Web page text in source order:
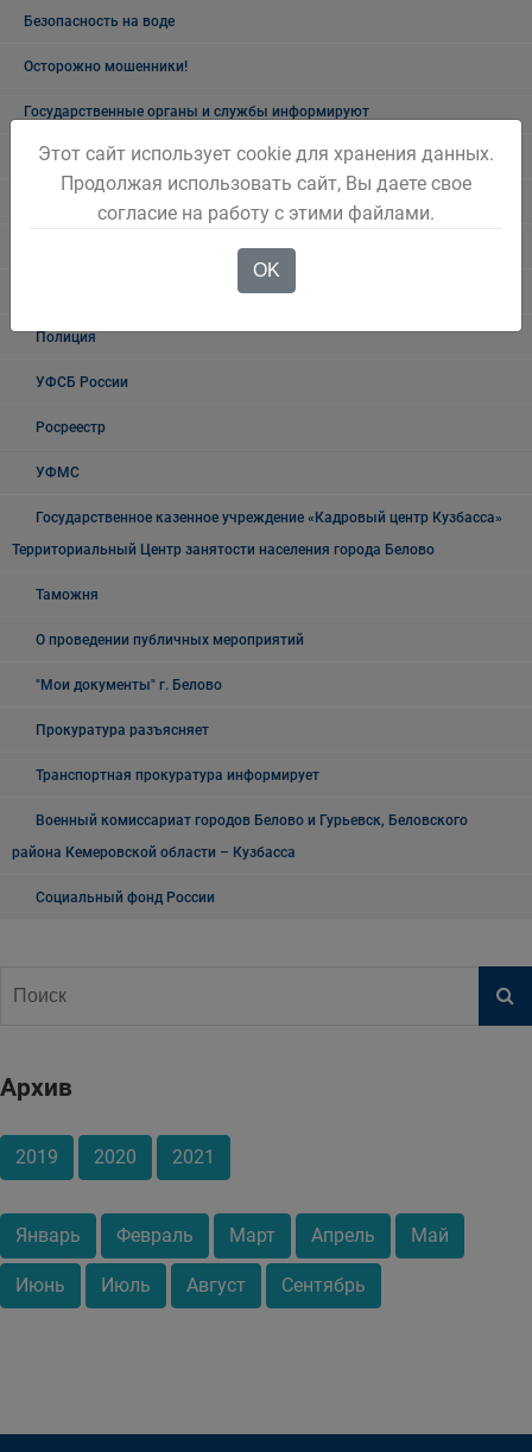
Безопасность на воде
Осторожно мошенники!
Государственные органы и службы информируют
Учреждения Здравоохранения
Налоговая инспекция информирует
Полиция
УФСБ России
Росреестр
УФМС
Государственное казенное учреждение «Кадровый центр Кузбасса»
Территориальный Центр занятости населения города Белово
Таможня
О проведении публичных мероприятий
"Мои документы" г. Белово
Прокуратура разъясняет
Транспортная прокуратура информирует
Военный комиссариат городов Белово и Гурьевск, Беловского
района Кемеровской области – Кузбасса
Социальный фонд России
Архив
2019 2020 2021
Январь Февраль Март Апрель Май
Июнь Июль Август Сентябрь
Этот сайт использует cookie для хранения данных.
Продолжая использовать сайт, Вы даете свое
согласие на работу с этими файлами.
OK